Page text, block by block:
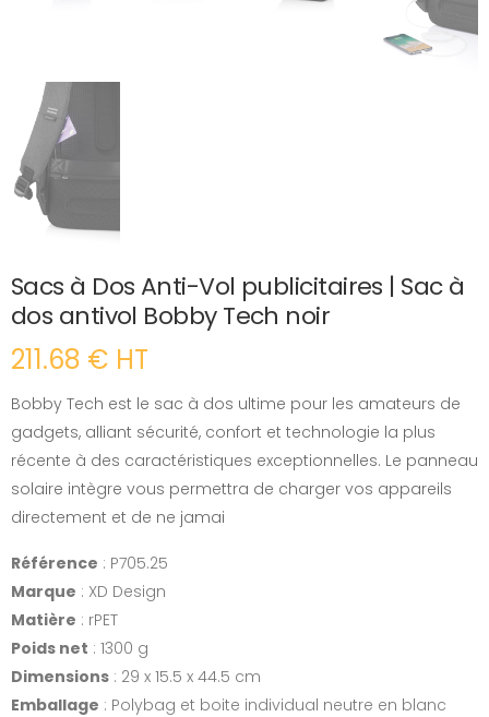
Sacs à Dos Anti-Vol publicitaires | Sac à
dos antivol Bobby Tech noir
211.68 € HT
Bobby Tech est le sac à dos ultime pour les amateurs de
gadgets, alliant sécurité, confort et technologie la plus
récente à des caractéristiques exceptionnelles. Le panneau
solaire intègre vous permettra de charger vos appareils
directement et de ne jamai
Référence : P705.25
Marque : XD Design
Matière : rPET
Poids net : 1300 g
Dimensions : 29 x 15.5 x 44.5 cm
Emballage : Polybag et boite individual neutre en blanc